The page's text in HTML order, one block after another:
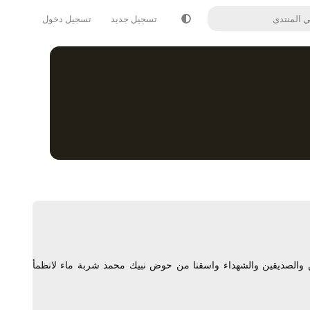
تسجيل جديد تسجيل دخول
والصديقين والشهداء واسقنا من حوض نبيك محمد شربة ماء لانظمأ